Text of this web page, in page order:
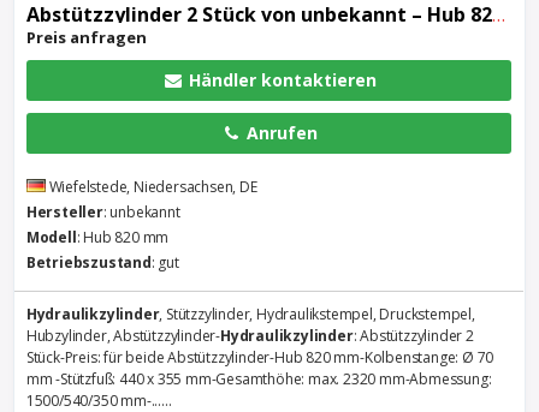
Abstützzylinder 2 Stück von unbekannt – Hub 820 mm
Preis anfragen
Händler kontaktieren
Anrufen
Wiefelstede, Niedersachsen, DE
Hersteller: unbekannt
Modell: Hub 820 mm
Betriebszustand: gut
Hydraulikzylinder, Stützzylinder, Hydraulikstempel, Druckstempel,
Hubzylinder, Abstützzylinder-Hydraulikzylinder: Abstützzylinder 2
Stück-Preis: für beide Abstützzylinder-Hub 820 mm-Kolbenstange: Ø 70
mm -Stützfuß: 440 x 355 mm-Gesamthöhe: max. 2320 mm-Abmessung:
1500/540/350 mm-......